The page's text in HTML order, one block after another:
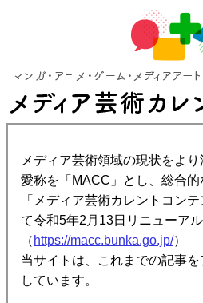
メディア芸術領域の現状をよ
愛称を「MACC」とし、総合的
「メディア芸術カレントコン
て令和5年2月13日リニューア
（ https://macc.bunka.go.jp/）
当サイトは、これまでの記事
しています。